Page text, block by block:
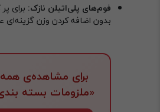
فوم‌های پلی‌اتیلن نازک: برای
بدون اضافه کردن وزن گزینه‌ای
برای مشاهده‌ی
«ملزومات بسته